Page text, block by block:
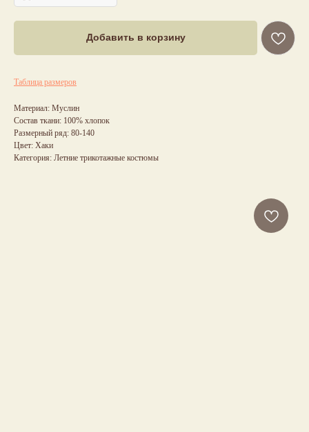
Добавить в корзину
Таблица размеров
Материал: Муслин
Состав ткани: 100% хлопок
Размерный ряд: 80-140
Цвет: Хаки
Категория: Летние трикотажные костюмы